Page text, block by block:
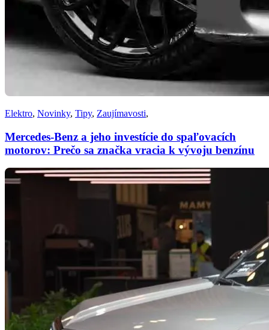
Elektro, Novinky, Tipy, Zaujímavosti,
Mercedes-Benz a jeho investície do spaľovacích
motorov: Prečo sa značka vracia k vývoju benzínu